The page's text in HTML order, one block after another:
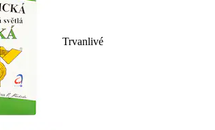
Trvanlivé